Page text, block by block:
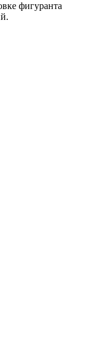
фигуранта